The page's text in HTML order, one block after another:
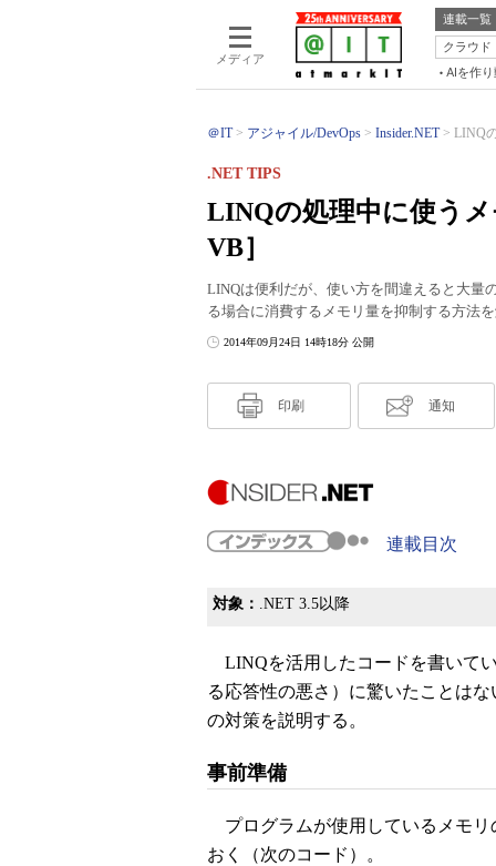
メディア
連載一覧
クラウド
AIを作
＠IT アジャイル/DevOps Insider.NET LINQ
LINQの処理中に使うメ
VB］
.NET TIPS
LINQは便利だが、使い方を間違えると大量
る場合に消費するメモリ量を抑制する方法を
2014年09月24日 14時18分 公開
印刷 通知
連載目次
対象： .NET 3.5以降
LINQを活用したコードを書いて
る応答性の悪さ）に驚いたことは
の対策を説明する。
事前準備
プログラムが使用しているメモリ
おく（次のコード）。